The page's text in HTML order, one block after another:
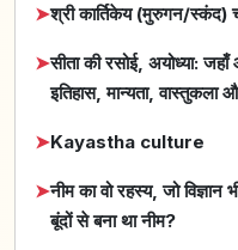
➤श्री कार्तिकेय (मुरुगन/
➤सीता की रसोई, अयोध्या:
इतिहास, मान्यता, वास्तुकला
➤Kayastha culture
➤नीम का वो रहस्य, जो
बूंदों से बना था नीम?